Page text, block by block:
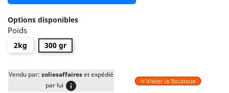
Options disponibles
Poids
2kg 300 gr
Vendu par: zoliesaffaireset expédié
par lui info Visiter la Boutique